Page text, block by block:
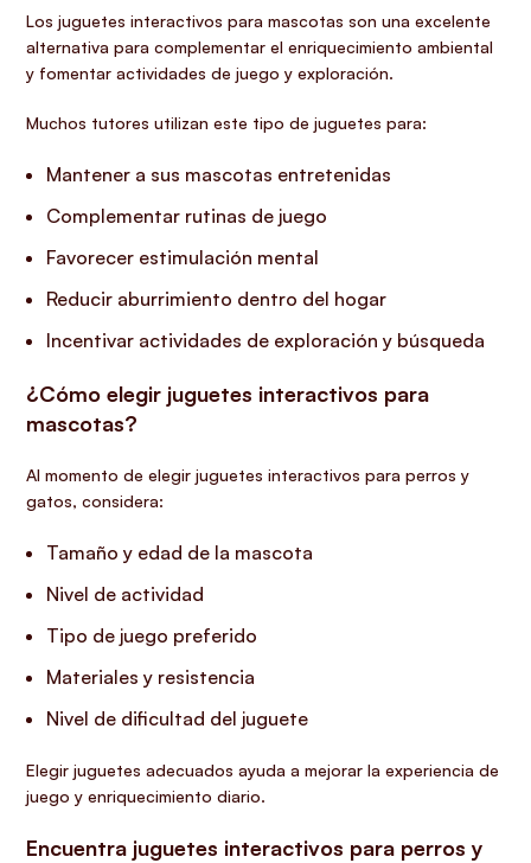
Los juguetes interactivos para mascotas son una excelente
alternativa para complementar el enriquecimiento ambiental
y fomentar actividades de juego y exploración.
Muchos tutores utilizan este tipo de juguetes para:
Mantener a sus mascotas entretenidas
Complementar rutinas de juego
Favorecer estimulación mental
Reducir aburrimiento dentro del hogar
Incentivar actividades de exploración y búsqueda
¿Cómo elegir juguetes interactivos para
mascotas?
Al momento de elegir juguetes interactivos para perros y
gatos, considera:
Tamaño y edad de la mascota
Nivel de actividad
Tipo de juego preferido
Materiales y resistencia
Nivel de dificultad del juguete
Elegir juguetes adecuados ayuda a mejorar la experiencia de
juego y enriquecimiento diario.
Encuentra juguetes interactivos para perros y